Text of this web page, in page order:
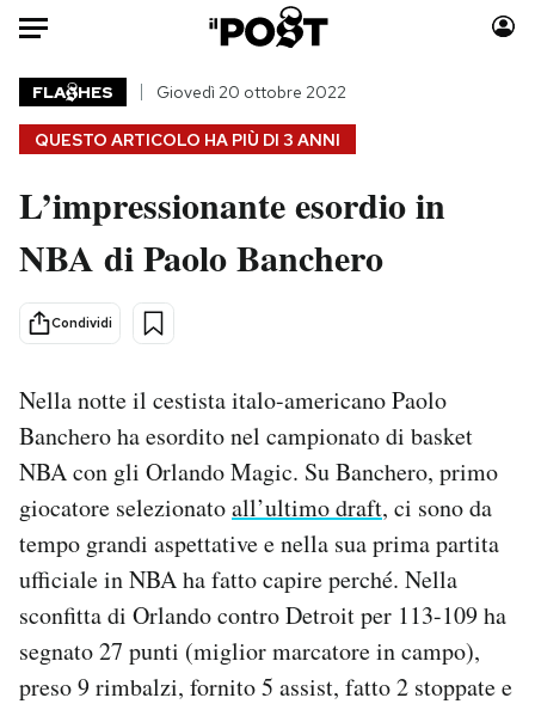
Auto
HOME
Italia
Politica
Tecnologia
Internet
Cultura
Economia
Sport
Moda
Consumismi
Europa
Altrecose
Mondiali calcio 2026
PODCAST
NEWSLETTER
QUESTO ARTICOLO HA PIÙ DI 3 ANNI
FLA HES Giovedì 20 ottobre 2022
L’impressionante esordio in
NBA di Paolo Banchero
Condividi
Nella notte il cestista italo-americano Paolo
Banchero ha esordito nel campionato di basket
NBA con gli Orlando Magic. Su Banchero, primo
giocatore selezionatoall’ultimo draft, ci sono da
tempo grandi aspettative e nella sua prima partita
ufficiale in NBA ha fatto capire perché. Nella
sconfitta di Orlando contro Detroit per 113-109 ha
segnato 27 punti (miglior marcatore in campo),
preso 9 rimbalzi, fornito 5 assist, fatto 2 stoppate e